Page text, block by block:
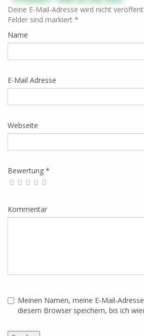
Deine E-Mail-Adresse wird nicht
Felder sind markiert *
Name
E-Mail Adresse
Webseite
Bewertung *
Kommentar
Meinen Namen, meine E-Mail-
diesem Browser speichern, bis ich